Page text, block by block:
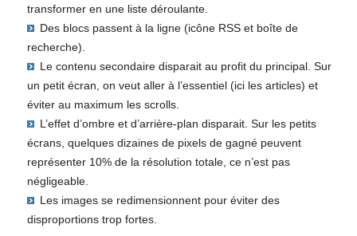
transformer en une liste déroulante.
Des blocs passent à la ligne (icône RSS et boîte de
recherche).
Le contenu secondaire disparait au profit du principal. Sur
un petit écran, on veut aller à l’essentiel (ici les articles) et
éviter au maximum les scrolls.
L’effet d’ombre et d’arrière-plan disparait. Sur les petits
écrans, quelques dizaines de pixels de gagné peuvent
représenter 10% de la résolution totale, ce n’est pas
négligeable.
Les images se redimensionnent pour éviter des
disproportions trop fortes.